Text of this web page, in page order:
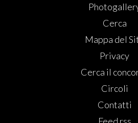
Cerca
Mappa del
Privacy
Cerca il
Circoli
Contatti